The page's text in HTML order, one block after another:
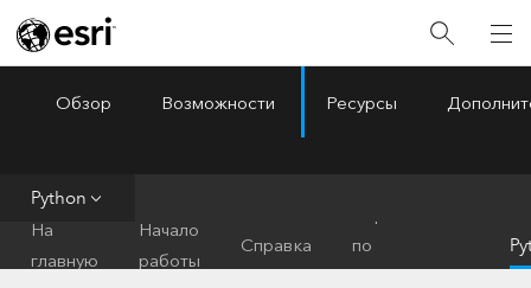
ArcGIS Pro
Обзор Возможности Ресурсы
Python
На
главную
Начало
работы
Справка
по
инструментам